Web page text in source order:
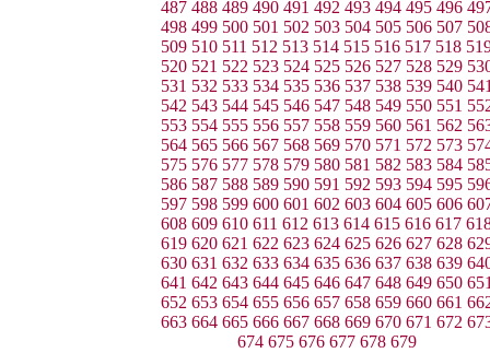
487 488 489 490 491 492 493 494 495 496
498 499 500 501 502 503 504 505 506 507
509 510 511 512 513 514 515 516 517 518
520 521 522 523 524 525 526 527 528 529
531 532 533 534 535 536 537 538 539 540
542 543 544 545 546 547 548 549 550 551
553 554 555 556 557 558 559 560 561 562
564 565 566 567 568 569 570 571 572 573
575 576 577 578 579 580 581 582 583 584
586 587 588 589 590 591 592 593 594 595
597 598 599 600 601 602 603 604 605 606
608 609 610 611 612 613 614 615 616 617
619 620 621 622 623 624 625 626 627 628
630 631 632 633 634 635 636 637 638 639
641 642 643 644 645 646 647 648 649 650
652 653 654 655 656 657 658 659 660 661
663 664 665 666 667 668 669 670 671 672
674 675 676 677 678 679